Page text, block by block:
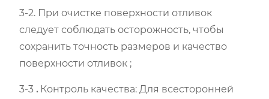
3-2. При очистке поверхности отливок
следует соблюдать осторожность, чтобы
сохранить точность размеров и качество
поверхности отливок ;
3-3 . Контроль качества: Для всесторонней